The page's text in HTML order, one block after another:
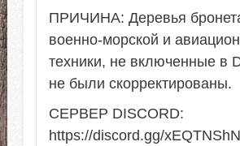
ПРИЧИНА: Деревья
военно-морской и
техники, не включенные в
не были скорректированы.
СЕРВЕР DISCORD:
https://discord.gg/